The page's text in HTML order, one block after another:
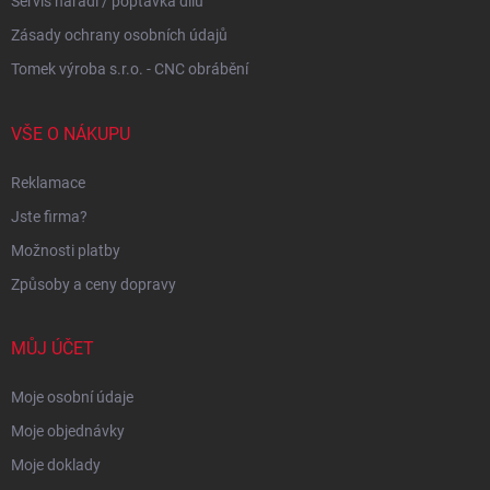
Zásady ochrany osobních údajů
Tomek výroba s.r.o. - CNC obrábění
VŠE O NÁKUPU
Reklamace
Jste firma?
Možnosti platby
Způsoby a ceny dopravy
MŮJ ÚČET
Moje osobní údaje
Moje objednávky
Moje doklady